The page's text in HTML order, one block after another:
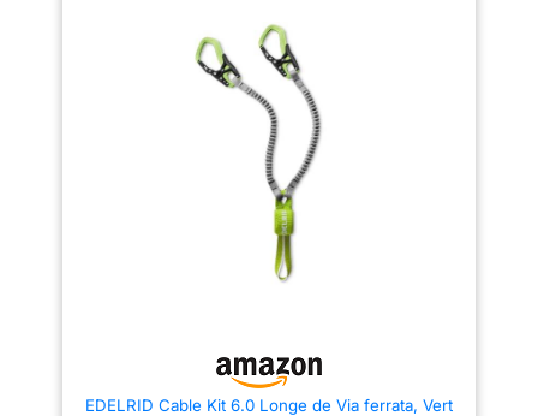
EDELRID Cable Kit 6.0 Longe de Via ferrata, Vert